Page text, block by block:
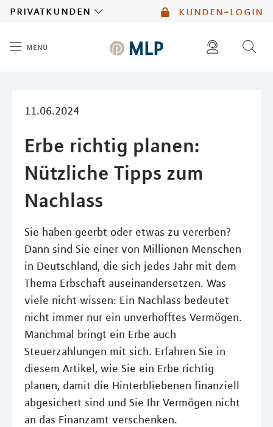
kunden-login
privatkunden
menü
11.06.2024
Erbe richtig planen:
Nützliche Tipps zum
Nachlass
Sie haben geerbt oder etwas zu vererben?
Dann sind Sie einer von Millionen Menschen
in Deutschland, die sich jedes Jahr mit dem
Thema Erbschaft auseinandersetzen. Was
viele nicht wissen: Ein Nachlass bedeutet
nicht immer nur ein unverhofftes Vermögen.
Manchmal bringt ein Erbe auch
Steuerzahlungen mit sich. Erfahren Sie in
diesem Artikel, wie Sie ein Erbe richtig
planen, damit die Hinterbliebenen finanziell
abgesichert sind und Sie Ihr Vermögen nicht
an das Finanzamt verschenken.